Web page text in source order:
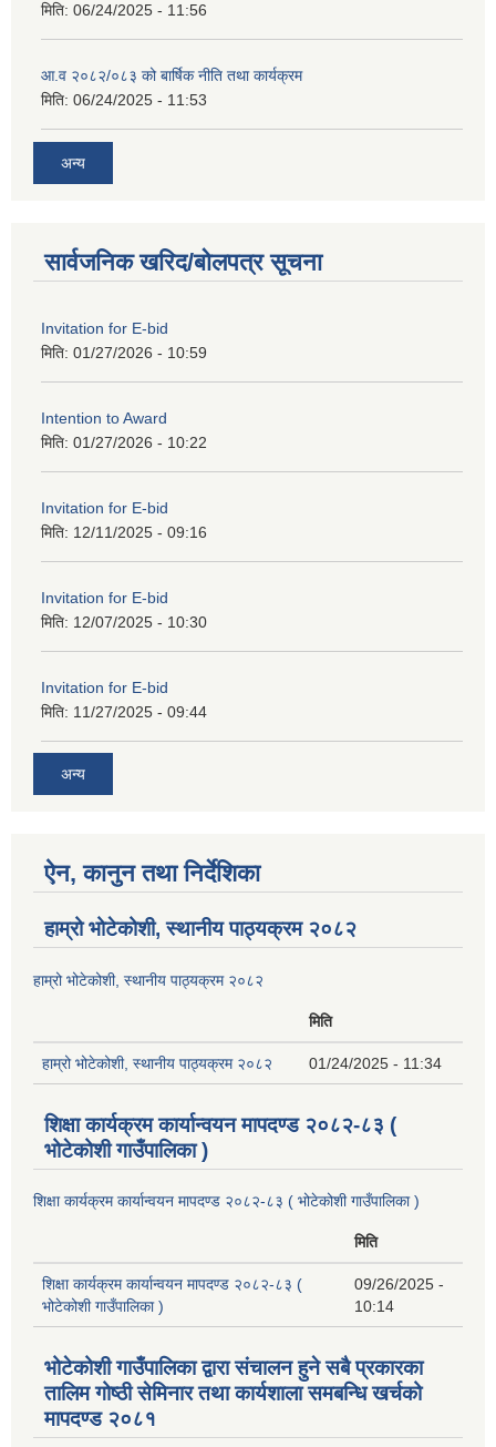
मिति: 06/24/2025 - 11:56
आ.व २०८२/०८३ को बार्षिक नीति तथा कार्यक्रम
मिति: 06/24/2025 - 11:53
अन्य
सार्वजनिक खरिद/बोलपत्र सूचना
Invitation for E-bid
मिति: 01/27/2026 - 10:59
Intention to Award
मिति: 01/27/2026 - 10:22
Invitation for E-bid
मिति: 12/11/2025 - 09:16
Invitation for E-bid
मिति: 12/07/2025 - 10:30
Invitation for E-bid
मिति: 11/27/2025 - 09:44
अन्य
ऐन, कानुन तथा निर्देशिका
हाम्रो भोटेकोशी, स्थानीय पाठ्यक्रम २०८२
हाम्रो भोटेकोशी, स्थानीय पाठ्यक्रम २०८२
मिति
हाम्रो भोटेकोशी, स्थानीय पाठ्यक्रम २०८२ 01/24/2025 - 11:34
शिक्षा कार्यक्रम कार्यान्वयन मापदण्ड २०८२-८३ (
भोटेकोशी गाउँपालिका )
शिक्षा कार्यक्रम कार्यान्वयन मापदण्ड २०८२-८३ ( भोटेकोशी गाउँपालिका )
मिति
शिक्षा कार्यक्रम कार्यान्वयन मापदण्ड २०८२-८३ (
भोटेकोशी गाउँपालिका )
09/26/2025 -
10:14
भोटेकोशी गाउँपालिका द्वारा संचालन हुने सबै प्रकारका
तालिम गोष्ठी सेमिनार तथा कार्यशाला समबन्धि खर्चको
मापदण्ड २०८१